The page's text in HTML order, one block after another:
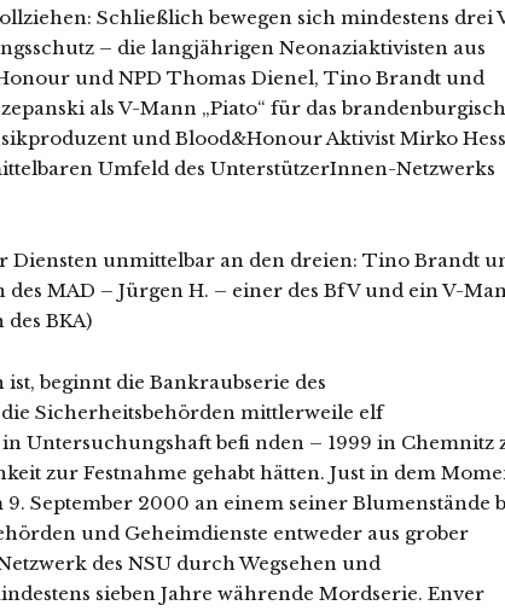
Schließlich bewegen sich mindestens drei
– die langjährigen Neonaziaktivisten aus
und NPD Thomas Dienel, Tino Brandt und
als V-Mann „Piato“ für das
und Blood&Honour Aktivist Mirko
Umfeld des UnterstützerInnen-Netzwerks
Diensten unmittelbar an den dreien: Tino Brandt
MAD – Jürgen H. – einer des BfV und ein V-
BKA)
beginnt die Bankraubserie des
Sicherheitsbehörden mittlerweile elf
Untersuchungshaft befi nden – 1999 in Chemnitz
zur Festnahme gehabt hätten. Just in dem
September 2000 an einem seiner Blumenstände
und Geheimdienste entweder aus grober
des NSU durch Wegsehen und
sieben Jahre währende Mordserie. Enver